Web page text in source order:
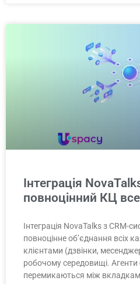
Інтеграція
повноцінний КЦ
Інтеграція NovaTalks з CRM-
повноцінне об’єднання всіх
клієнтами (дзвінки,
робочому середовищі. Агенти
перемикаються між